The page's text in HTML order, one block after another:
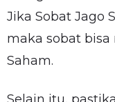
Jika Sobat Jago
maka sobat
Saham.